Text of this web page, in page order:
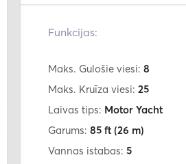
Funkcijas:
Maks. Gulošie viesi: 8
Maks. Kruīza viesi: 25
Laivas tips: Motor Yacht
Garums: 85 ft (26 m)
Vannas istabas: 5